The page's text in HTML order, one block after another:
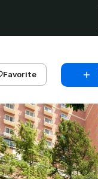
Favorite